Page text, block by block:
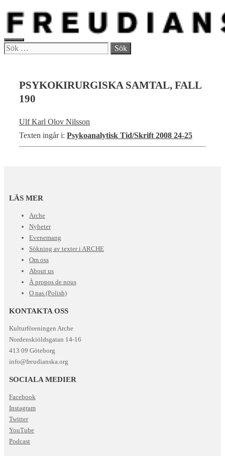
Hoppa
innehåll
MENY
Sök
PSYKOKIRURGISKA SAMTAL, FALL
190
Ulf Karl Olov Nilsson
Texten ingår i: Psykoanalytisk Tid/Skrift 2008 24-25
LÄS MER
Arche
Nyheter
Evenemang
Sökning av texter i ARCHE
Om oss
About us
À propos de nous
O nas (Polish)
KONTAKTA OSS
Kulturföreningen Arche
Nordenskiöldsgatan 14-16
413 09 Göteborg
info@freudianska.org
SOCIALA MEDIER
Facebook
Instagram
Twitter
YouTube
Podcast